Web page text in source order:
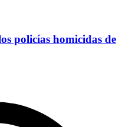
policías homicidas de